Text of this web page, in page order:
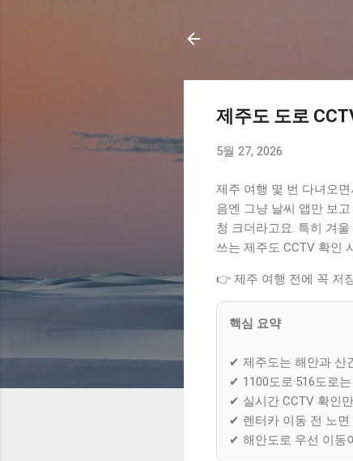
제주도 도로
5월 27, 2026
제주 여행 몇 번 다녀오
음엔 그냥 날씨 앱만 보
청 크더라고요. 특히 겨
쓰는 제주도 CCTV 확인
👉 제주 여행 전에 꼭 저
핵심 요약
✔ 제주도는 해안과 산
✔ 1100도로·516도로
✔ 실시간 CCTV 확인
✔ 렌터카 이동 전 노면
✔ 해안도로 우선 이동